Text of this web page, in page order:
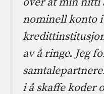
nominell konto
av å ringe. Jeg
i å skaffe koder